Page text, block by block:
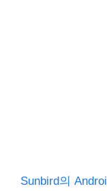
Sunbird의